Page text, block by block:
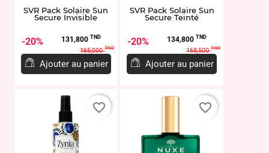
SVR Pack Solaire Sun
Secure Invisible
20% Prix
131,800 TNDPrix
de
base
165,000TND
Ajouter au panier
SVR Pack Solaire Sun
Secure Teinté
20% Prix
134,800 TNDPrix
de
base
168,500TND
Ajouter au panier
favorite_border favorite_border